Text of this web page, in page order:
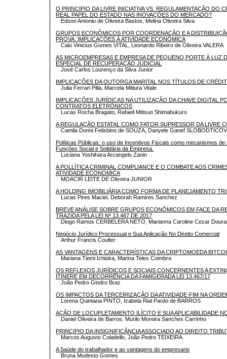
O PRINCIPIO DA LIVRE INICIATIVA VS. REGULAMENTAÇÃO DO
REAL PAPEL DO ESTADO NAS INOVAÇÕES DO MERCADO?
Edson Antonio de Oliveira Bastos, Melina Oliveira Silva
GRUPOS ECONÔMICOS POR COORDENAÇÃO E A
PROVA: IMPLICAÇÕES À ATIVIDADE ECONÔMICA
Caio Vinicius Gomes VITAL, Leonardo Ribeiro de Oliveira VALERA
AS MICROEMPRESAS E EMPRESA DE PEQUENO PORTE À LUZ
ESPECIAL DE RECUPERAÇÃO JUDICIAL
José Carlos Lourenço da Silva Junior
IMPLICAÇÕES DA OUTORGA MARITAL NOS TÍTULOS DE
Julia Ferrari Pilla, Marcela Mitiura Vitale
IMPLICAÇÕES JURÍDICAS NA UTILIZAÇÃO DA CHAVE DIGITAL
CONTRATOS ELETRÔNICOS
Lucas Rocha Bragato, Rafaell Mitisuo Shimabukuro
A REGULAÇÃO ESTATAL COMO FATOR SUPRESSOR DA LIVRE
Camila Dorini Felisbino de SOUZA, Danyele Ganef SLOBODTICOV
Políticas Públicas: o uso de Incentivos Fiscais como mecanismos de
Funções Social e Solidária da Empresa.
Luciana Yoshihara Arcangelo Zanin
A POLLÍTICA CRIMINAL COMPLIANCE E O COMBATE AOS
ATIVIDADE ECONOMICA
MOACIR LEITE DE Oliveira JUNIOR
A HOLDING IMOBILIÁRIA COMO FORMA DE PLANEJAMENTO
Lucas Pires Maciel, Deborah Ramires Sanchez
BREVE ANÁLISE SOBRE GRUPOS ECONÔMICOS EM FACE DA
TRAZIDA PELA LEI Nº 13.467 DE 2017
Diogo Ramos CERBELERA NETO, Marianna Caroline Cezar
Negócio Jurídico Processual e Sua Aplicação No Direito Comercial
Arthur Francis Coulter
AS VANTAGENS E CARACTERÍSTICAS DA CRIPTOMOEDA
Mariana Tiemi Ichioka, Marina Teles Coimbra
OS REFLEXOS JURÍDICOS E SOCIAIS CONCERNENTES A
ITINERE EM DECORRÊNCIA DA FAMIGERADA LEI 13.467/17
João Pedro Gindro Braz
OS IMPACTOS DA TERCEIRIZAÇÃO DA ATIVIDADE-FIM NA
Lorena Quintana PINTO, Izabela Rial Pardo de BARROS
AÇÃO DE LOCUPLETAMENTO ILÍCITO E SUA APLICABILIDADE
Daniel Oliveira de Barros, Murilo Moreira Sanches Carrinho
PRINCIPIO DA INSIGNIFICÂNCIA ASSOCIADO AO DIREITO
Marcos Augusto Coladello, João Pedro TEIXEIRA
A Saúde do trabalhador e as vantagens do empresario
Bruna Modesto Gomes